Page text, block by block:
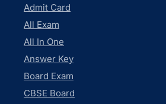
Admit Card
All Exam
All In One
Answer Key
Board Exam
CBSE Board